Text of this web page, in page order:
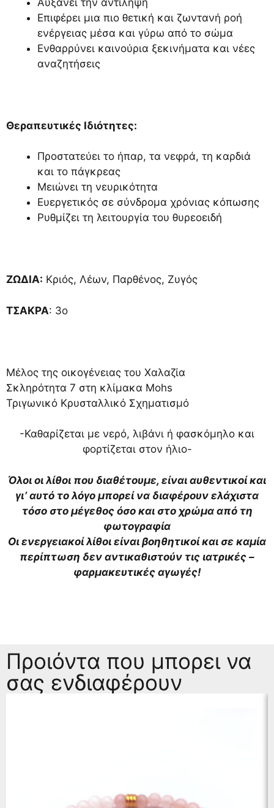
Επιφέρει μια πιο θετική και ζωντανή ροή
ενέργειας μέσα και γύρω από το σώμα
Ενθαρρύνει καινούρια ξεκινήματα και νέες
αναζητήσεις
Θεραπευτικές Ιδιότητες:
Προστατεύει το ήπαρ, τα νεφρά, τη καρδιά
και το πάγκρεας
Μειώνει τη νευρικότητα
Ευεργετικός σε σύνδρομα χρόνιας κόπωσης
Ρυθμίζει τη λειτουργία του θυρεοειδή
ΖΩΔΙΑ: Κριός, Λέων, Παρθένος, Ζυγός
ΤΣΑΚΡΑ: 3ο
Μέλος της οικογένειας του Χαλαζία
Σκληρότητα 7 στη κλίμακα Mohs
Τριγωνικό Κρυσταλλικό Σχηματισμό
-Καθαρίζεται με νερό, λιβάνι ή φασκόμηλο και
φορτίζεται στον ήλιο-
Όλοι οι λίθοι που διαθέτουμε, είναι αυθεντικοί και
γι’ αυτό το λόγο μπορεί να διαφέρουν ελάχιστα
τόσο στο μέγεθος όσο και στο χρώμα από τη
φωτογραφία
Οι ενεργειακοί λίθοι είναι βοηθητικοί και σε καμία
περίπτωση δεν αντικαθιστούν τις ιατρικές –
φαρμακευτικές αγωγές!
Προιόντα που μπορει να
σας ενδιαφέρουν